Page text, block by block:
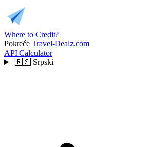
Where to Credit?
Pokreće Travel-Dealz.com
API Calculator
🇷🇸 Srpski